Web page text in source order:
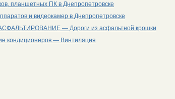
планшетных ПК в Днепропетровске
и видеокамер в Днепропетровске
— Дороги из асфальтной крошки
кондиционеров — Винтиляция